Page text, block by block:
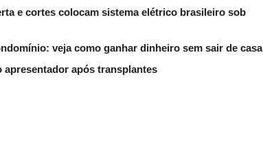
e cortes colocam sistema elétrico brasileiro sob
veja como ganhar dinheiro sem sair de casa
apresentador após transplantes